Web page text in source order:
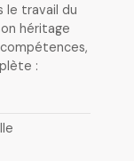
le travail du
héritage
: